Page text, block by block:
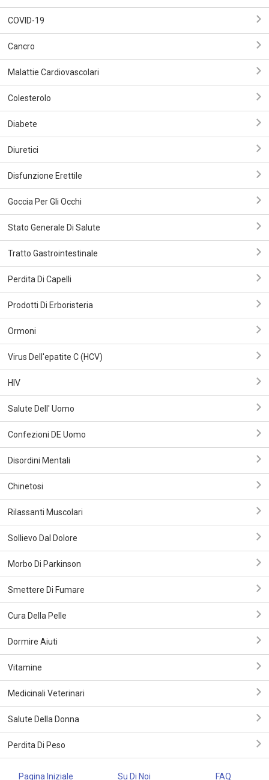
COVID-19
Сancro
Malattie Cardiovascolari
Colesterolo
Diabete
Diuretici
Disfunzione Erettile
Goccia Per Gli Occhi
Stato Generale Di Salute
Tratto Gastrointestinale
Perdita Di Capelli
Prodotti Di Erboristeria
Ormoni
Virus Dell'epatite C (HCV)
HIV
Salute Dell' Uomo
Confezioni DE Uomo
Disordini Mentali
Chinetosi
Rilassanti Muscolari
Sollievo Dal Dolore
Morbo Di Parkinson
Smettere Di Fumare
Cura Della Pelle
Dormire Aiuti
Vitamine
Medicinali Veterinari
Salute Della Donna
Perdita Di Peso
Pagina Iniziale Su Di Noi FAQ